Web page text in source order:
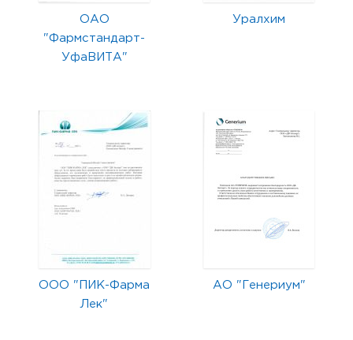
ОАО
"Фармстандарт-
УфаВИТА"
Уралхим
ООО "ПИК-Фарма
Лек"
АО "Генериум"